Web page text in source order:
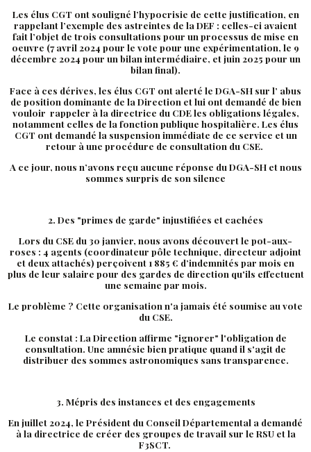
Les élus CGT ont souligné l’hypocrisie de cette justification, en
rappelant l’exemple des astreintes de la DEF : celles-ci avaient
fait l’objet de trois consultations pour un processus de mise en
oeuvre (7 avril 2024 pour le vote pour une expérimentation, le 9
décembre 2024 pour un bilan intermédiaire, et juin 2025 pour un
bilan final).
Face à ces dérives, les élus CGT ont alerté le DGA-SH sur l’ abus
de position dominante de la Direction et lui ont demandé de bien
vouloir rappeler à la directrice du CDE les obligations légales,
notamment celles de la fonction publique hospitalière. Les élus
CGT ont demandé la suspension immédiate de ce service et un
retour à une procédure de consultation du CSE.
A ce jour, nous n’avons reçu aucune réponse du DGA-SH et nous
sommes surpris de son silence
2. Des "primes de garde" injustifiées et cachées
Lors du CSE du 30 janvier, nous avons découvert le pot-aux-
roses : 4 agents (coordinateur pôle technique, directeur adjoint
et deux attachés) perçoivent 1 885 € d’indemnités par mois en
plus de leur salaire pour des gardes de direction qu'ils effectuent
une semaine par mois.
Le problème ? Cette organisation n'a jamais été soumise au vote
du CSE.
Le constat : La Direction affirme "ignorer" l'obligation de
consultation. Une amnésie bien pratique quand il s'agit de
distribuer des sommes astronomiques sans transparence.
3. Mépris des instances et des engagements
En juillet 2024, le Président du Conseil Départemental a demandé
à la directrice de créer des groupes de travail sur le RSU et la
F3SCT.